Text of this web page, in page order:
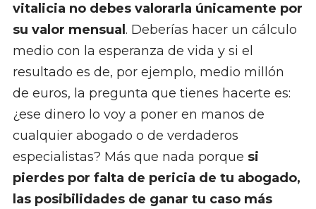
vitalicia no debes valorarla únicamente por
su valor mensual . Deberías hacer un cálculo
medio con la esperanza de vida y si el
resultado es de, por ejemplo, medio millón
de euros, la pregunta que tienes hacerte es:
¿ese dinero lo voy a poner en manos de
cualquier abogado o de verdaderos
especialistas? Más que nada porque si
pierdes por falta de pericia de tu abogado,
las posibilidades de ganar tu caso más